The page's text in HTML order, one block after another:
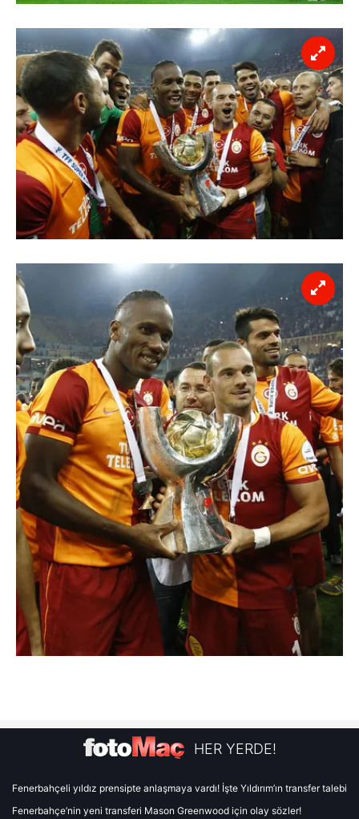
HER YERDE!
Fenerbahçeli yıldız prensipte anlaşmaya vardı! İşte Yıldırım’ın transfer talebi
Fenerbahçe’nin yeni transferi Mason Greenwood için olay sözler!